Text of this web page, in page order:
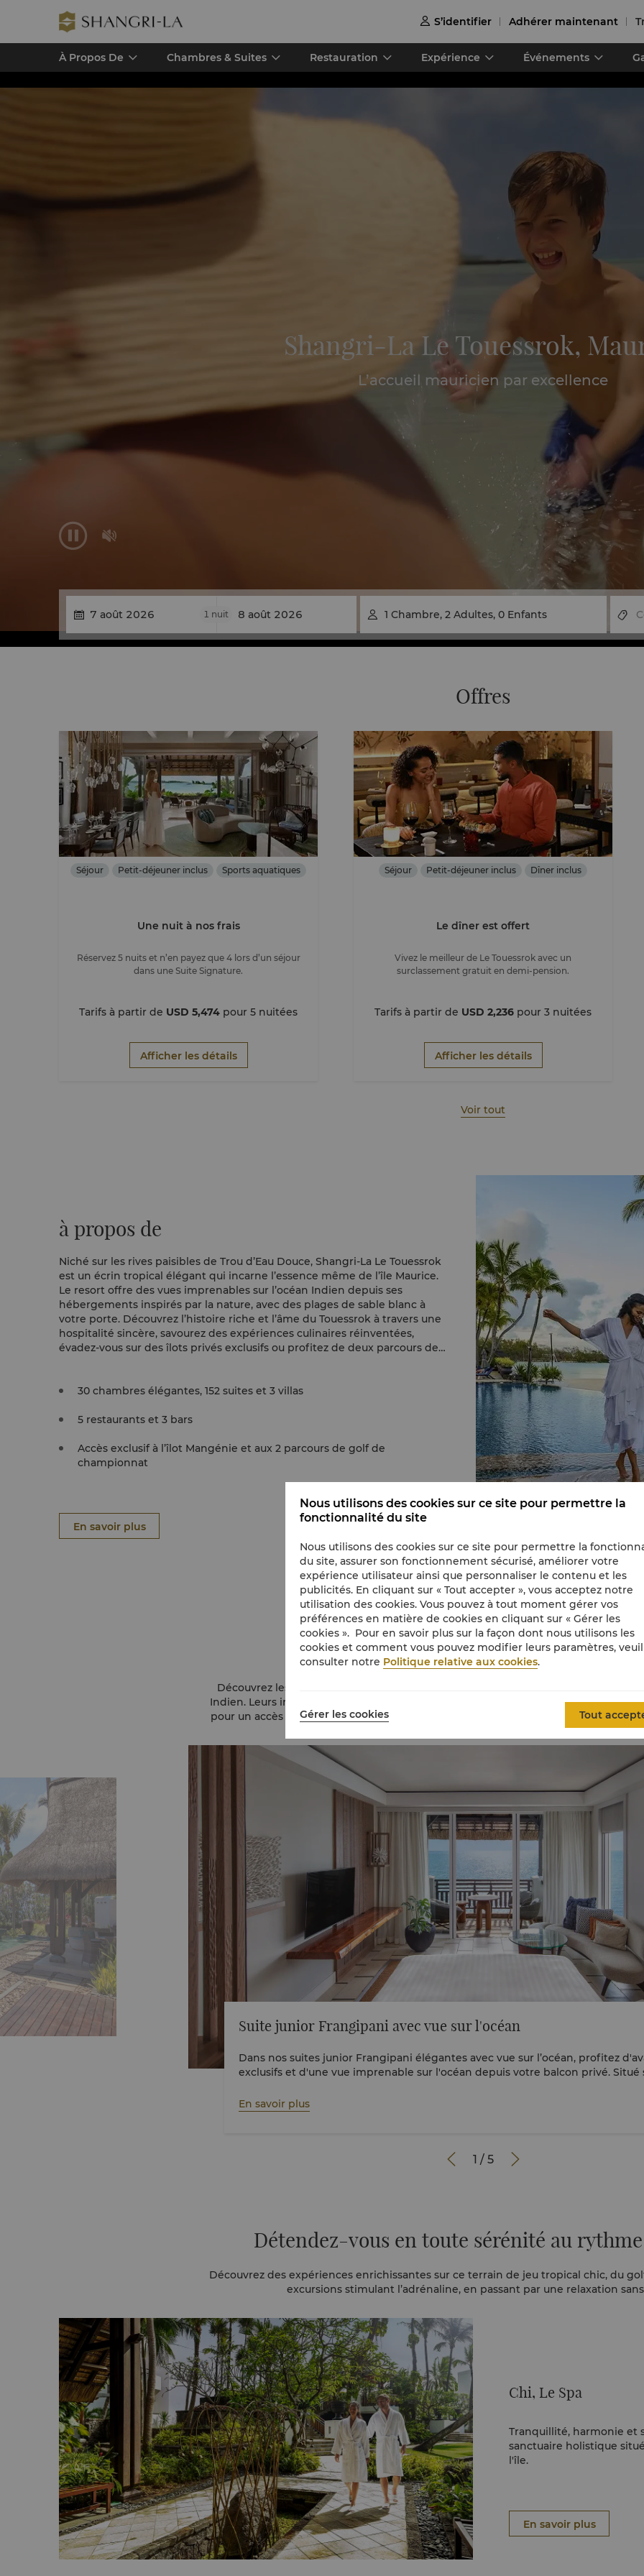
 S’identifier Adhérer maintenant
À Propos De Chambres & Suites Restauration Expérience Événements
Shangri-La Le Touessrok,
L’accueil mauricien par excellence
 
1 nuit  1 Chambre, 2 Adultes, 0 Enfants
Offres
Séjour Petit-déjeuner inclus Sports aquatiques
Une nuit à nos frais
Réservez 5 nuits et n’en payez que 4 lors d’un séjour
dans une Suite Signature.
Tarifs à partir de USD 5,474 pour 5 nuitées
Afficher les détails
Séjour Petit-déjeuner inclus Dîner inclus
Le dîner est offert
Vivez le meilleur de Le Touessrok avec un
surclassement gratuit en demi-pension.
Tarifs à partir de USD 2,236 pour 3 nuitées
Afficher les détails
Voir tout
à propos de
Niché sur les rives paisibles de Trou d’Eau Douce, Shangri-La Le Touessrok
est un écrin tropical élégant qui incarne l’essence même de l’île Maurice.
Le resort offre des vues imprenables sur l’océan Indien depuis ses
hébergements inspirés par la nature, avec des plages de sable blanc à
votre porte. Découvrez l’histoire riche et l’âme du Touessrok à travers une
hospitalité sincère, savourez des expériences culinaires réinventées,
évadez-vous sur des îlots privés exclusifs ou profitez de deux parcours de
30 chambres élégantes, 152 suites et 3 villas
5 restaurants et 3 bars
Accès exclusif à l’îlot Mangénie et aux 2 parcours de golf de
championnat
En savoir plus
Catégories de chambres
Découvrez les chambres, suites et villas luxueuses de l’hôtel offrant des vues
Indien. Leurs intérieurs paisibles et épurés adoptent des textures naturelles
pour un accès direct à la plage ou offrez-vous un séjour d’exception dans une villa
avec un chef privé, une équipe de majordomes et une piscine à
Suite junior Frangipani avec vue sur l'océan
Dans nos suites junior Frangipani élégantes avec vue sur l’océan, profitez
exclusifs et d'une vue imprenable sur l'océan depuis votre balcon privé. Situé
En savoir plus
 1 /5 
Détendez-vous en toute sérénité au
Découvrez des expériences enrichissantes sur ce terrain de jeu tropical chic, du
excursions stimulant l’adrénaline, en passant par une relaxation
Chi, Le Spa
Tranquillité, harmonie et
sanctuaire holistique
l'île.
En savoir plus
Nous utilisons des cookies sur ce site pour permettre la
fonctionnalité du site
Nous utilisons des cookies sur ce site pour permettre la
du site, assurer son fonctionnement sécurisé, améliorer votre
expérience utilisateur ainsi que personnaliser le contenu et les
publicités. En cliquant sur « Tout accepter », vous acceptez notre
utilisation des cookies. Vous pouvez à tout moment gérer vos
préférences en matière de cookies en cliquant sur « Gérer les
cookies ». Pour en savoir plus sur la façon dont nous utilisons les
cookies et comment vous pouvez modifier leurs paramètres,
consulter notre Politique relative aux cookies.
Gérer les cookies Tout